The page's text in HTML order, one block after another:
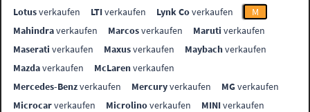
Lotusverkaufen LTIverkaufen Lynk Coverkaufen
M
Mahindraverkaufen Marcosverkaufen Maruti verkaufen
Maserati verkaufen Maxusverkaufen Maybachverkaufen
Mazdaverkaufen McLarenverkaufen
Mercedes-Benzverkaufen Mercuryverkaufen MGverkaufen
Microcarverkaufen Microlinoverkaufen MINIverkaufen